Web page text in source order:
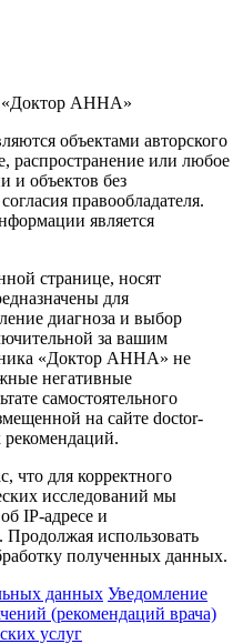
«Доктор АННА»
объектами авторского
распространение или любое
и объектов без
правообладателя.
является
странице, носят
для
диагноза и выбор
за вашим
«Доктор АННА» не
негативные
самостоятельного
на сайте doctor-
рекомендаций.
что для корректного
исследований мы
IP-адресе и
Продолжая использовать
полученных данных.
данных Уведомление
(рекомендаций врача)
услуг